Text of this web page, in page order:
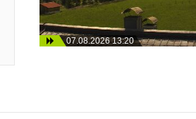
07.08.2026 13:20